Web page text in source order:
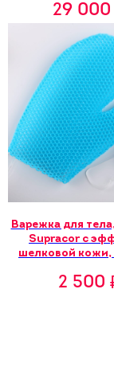
29 000
Варежка для
Supracor с
шелковой кожи,
2 500